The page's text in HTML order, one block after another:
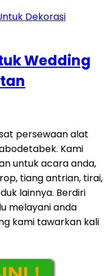
Wedding
persewaan alat
Kami
untuk acara anda,
tiang antrian, tirai,
lainnya. Berdiri
melayani anda
kami tawarkan kali